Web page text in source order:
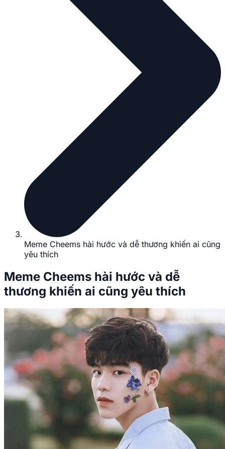
Meme Cheems hài hước và dễ thương khiến ai cũng
yêu thích
Meme Cheems hài hước và dễ
thương khiến ai cũng yêu thích